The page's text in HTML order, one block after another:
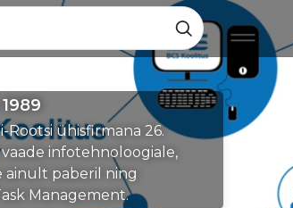
Rootsi ühisfirmana 26.
infotehnoloogiale,
ainult paberil ning
Management.